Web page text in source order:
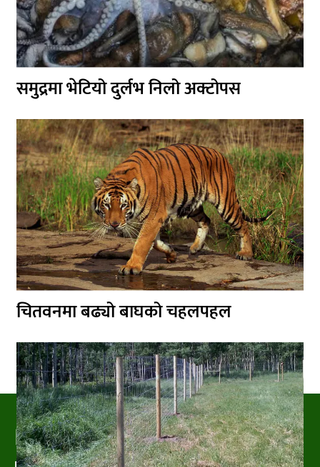
समुद्रमा भेटियो दुर्लभ निलो अक्टोपस
चितवनमा बढ्यो बाघको चहलपहल
PRAKRITIPRESS